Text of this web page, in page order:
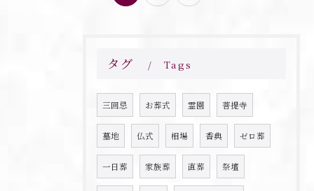
タグ Tags
三回忌 お葬式 霊園 菩提寺
墓地 仏式 相場 香典 ゼロ葬
一日葬 家族葬 直葬 祭壇
お問い合わせはこちら